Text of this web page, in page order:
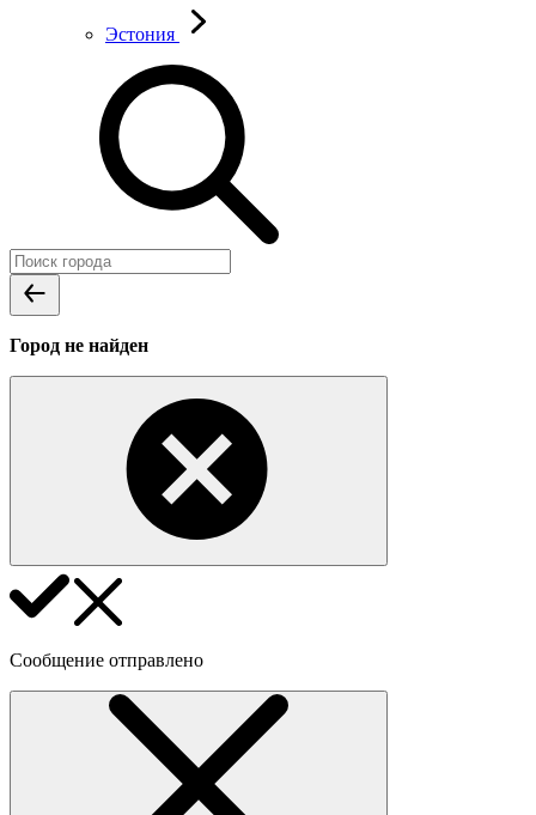
Эстония
Город не найден
Сообщение отправлено